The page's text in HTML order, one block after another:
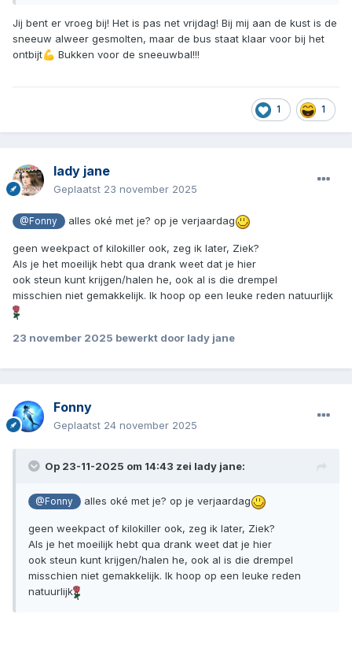
Jij bent er vroeg bij! Het is pas net vrijdag! Bij mij aan de kust is de
sneeuw alweer gesmolten, maar de bus staat klaar voor bij het
ontbijt💪 Bukken voor de sneeuwbal!!!
1 1
lady jane
Geplaatst 23 november 2025
@Fonny alles oké met je? op je verjaardag
geen weekpact of kilokiller ook, zeg ik later, Ziek?
Als je het moeilijk hebt qua drank weet dat je hier
ook steun kunt krijgen/halen he, ook al is die drempel
misschien niet gemakkelijk. Ik hoop op een leuke reden natuurlijk
23 november 2025 bewerkt door lady jane
Fonny
Geplaatst 24 november 2025
Op 23-11-2025 om 14:43 zei lady jane:
@Fonny alles oké met je? op je verjaardag
geen weekpact of kilokiller ook, zeg ik later, Ziek?
Als je het moeilijk hebt qua drank weet dat je hier
ook steun kunt krijgen/halen he, ook al is die drempel
misschien niet gemakkelijk. Ik hoop op een leuke reden
natuurlijk